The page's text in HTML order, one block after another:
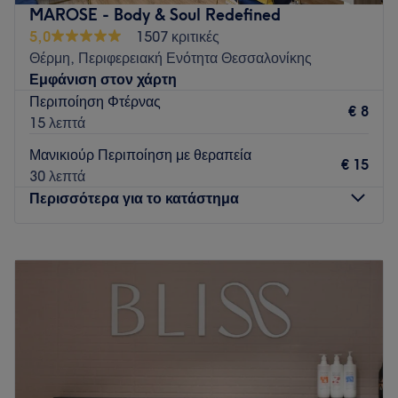
MAROSE - Body & Soul Redefined
5,0
1507 κριτικές
Θέρμη, Περιφερειακή Ενότητα Θεσσαλονίκης
Εμφάνιση στον χάρτη
Περιποίηση Φτέρνας
15 λεπτά
€ 8
Μανικιούρ Περιποίηση με θεραπεία
30 λεπτά
€ 15
Περισσότερα για το κατάστημα
10:00
10:00
Παρασκευή
10:00
Κλειστό
Κλειστό